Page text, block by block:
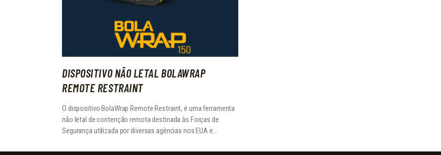
DISPOSITIVO NÃO LETAL BOLAWRAP
REMOTE RESTRAINT
O dispositivo BolaWrap Remote Restraint, é uma ferramenta
não letal de contenção remota destinada às Forças de
Segurança utilizada por diversas agências nos EUA e…